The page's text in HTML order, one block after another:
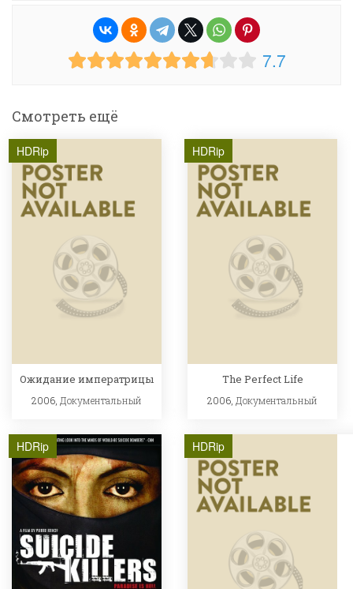
7.7
Смотреть ещё
HDRip
Ожидание императрицы
2006, Документальный
HDRip
The Perfect Life
2006, Документальный
HDRip HDRip